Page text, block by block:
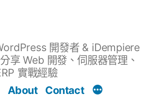
開發者 & iDempiere
享 Web 開發、伺服器管理、
實戰經驗
About Contact